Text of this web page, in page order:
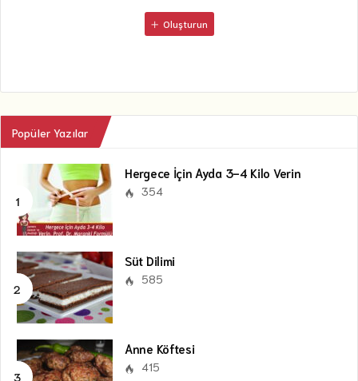
Oluşturun
Popüler Yazılar
Hergece İçin Ayda 3-4 Kilo Verin
354
Süt Dilimi
585
Anne Köftesi
415